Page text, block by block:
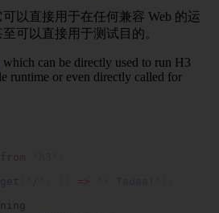
可以直接用于在任何兼容 Web 的运
可以直接用于测试目的。
which can be directly used to run H3
runtime or even directly called for
from
=>